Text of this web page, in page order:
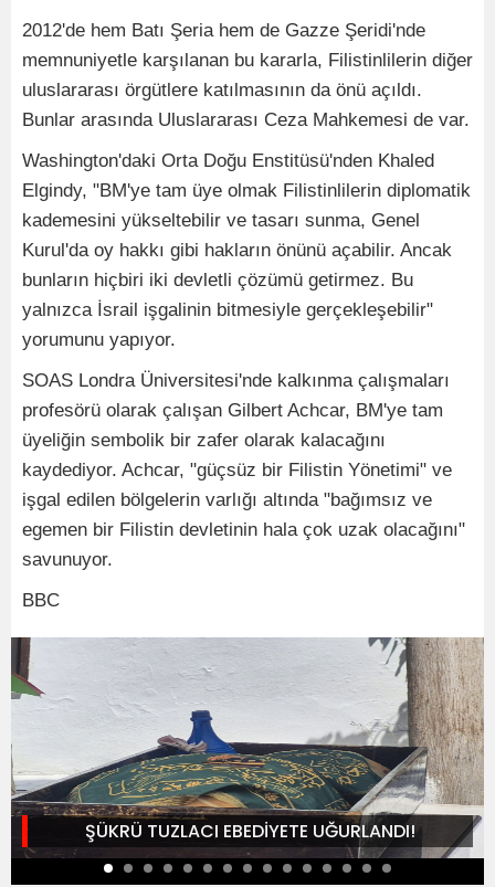
2012'de hem Batı Şeria hem de Gazze Şeridi'nde
memnuniyetle karşılanan bu kararla, Filistinlilerin diğer
uluslararası örgütlere katılmasının da önü açıldı.
Bunlar arasında Uluslararası Ceza Mahkemesi de var.
Washington'daki Orta Doğu Enstitüsü'nden Khaled
Elgindy, "BM'ye tam üye olmak Filistinlilerin diplomatik
kademesini yükseltebilir ve tasarı sunma, Genel
Kurul'da oy hakkı gibi hakların önünü açabilir. Ancak
bunların hiçbiri iki devletli çözümü getirmez. Bu
yalnızca İsrail işgalinin bitmesiyle gerçekleşebilir"
yorumunu yapıyor.
SOAS Londra Üniversitesi'nde kalkınma çalışmaları
profesörü olarak çalışan Gilbert Achcar, BM'ye tam
üyeliğin sembolik bir zafer olarak kalacağını
kaydediyor. Achcar, "güçsüz bir Filistin Yönetimi" ve
işgal edilen bölgelerin varlığı altında "bağımsız ve
egemen bir Filistin devletinin hala çok uzak olacağını"
savunuyor.
BBC
ŞÜKRÜ TUZLACI EBEDİYETE UĞURLANDI!